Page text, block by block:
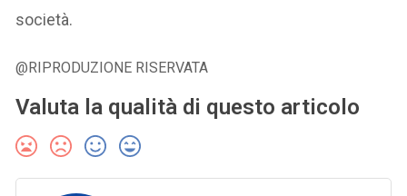
società.
@RIPRODUZIONE RISERVATA
Valuta la qualità di questo articolo